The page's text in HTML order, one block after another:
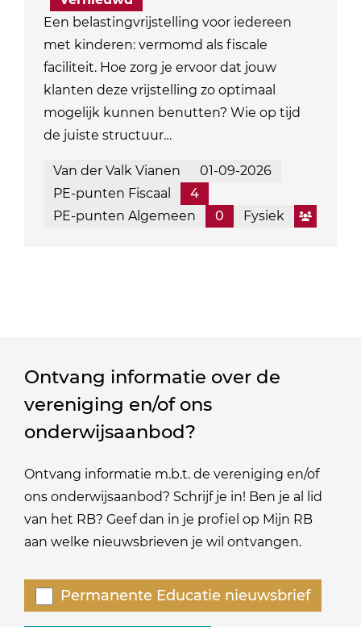
Een belastingvrijstelling voor iedereen
met kinderen: vermomd als fiscale
faciliteit. Hoe zorg je ervoor dat jouw
klanten deze vrijstelling zo optimaal
mogelijk kunnen benutten? Wie op tijd
de juiste structuur…
Van der Valk Vianen
01-09-2026
PE-punten Fiscaal
4
PE-punten Algemeen
0 Fysiek
Ontvang informatie over de
vereniging en/of ons
onderwijsaanbod?
Ontvang informatie m.b.t. de vereniging en/of
ons onderwijsaanbod? Schrijf je in! Ben je al lid
van het RB? Geef dan in je profiel op Mijn RB
aan welke nieuwsbrieven je wil ontvangen.
Welke
nieuwsbrieven
Permanente Educatie nieuwsbrief